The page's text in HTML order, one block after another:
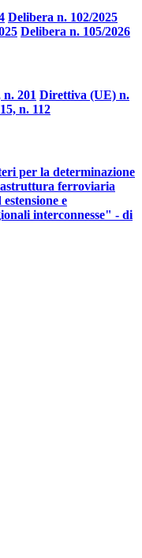
Delibera n. 102/2025
Delibera n. 105/2026
201 Direttiva (UE) n.
n. 112
per la determinazione
ferroviaria
e
interconnesse" - di